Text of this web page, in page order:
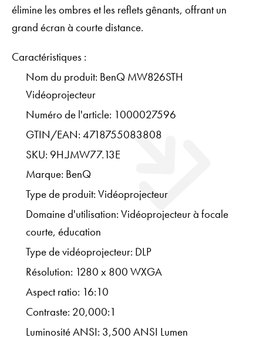
élimine les ombres et les reflets gênants, offrant un
grand écran à courte distance.
Caractéristiques :
Nom du produit: BenQ MW826STH
Vidéoprojecteur
Numéro de l'article: 1000027596
GTIN/EAN: 4718755083808
SKU: 9H.JMW77.13E
Marque: BenQ
Type de produit: Vidéoprojecteur
Domaine d'utilisation: Vidéoprojecteur à focale
courte, éducation
Type de vidéoprojecteur: DLP
Résolution: 1280 x 800 WXGA
Aspect ratio: 16:10
Contraste: 20,000:1
Luminosité ANSI: 3,500 ANSI Lumen